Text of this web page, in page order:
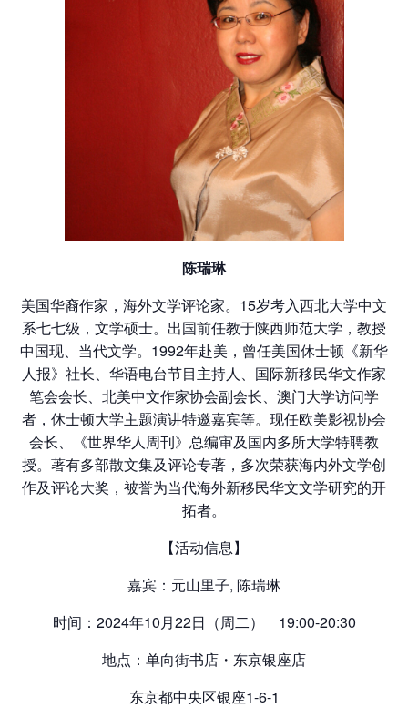
陈瑞琳
美国华裔作家，海外文学评论家。15岁考入西北大学中文
系七七级，文学硕士。出国前任教于陕西师范大学，教授
中国现、当代文学。1992年赴美，曾任美国休士顿《新华
人报》社长、华语电台节目主持人、国际新移民华文作家
笔会会长、北美中文作家协会副会长、澳门大学访问学
者，休士顿大学主题演讲特邀嘉宾等。现任欧美影视协会
会长、《世界华人周刊》总编审及国内多所大学特聘教
授。著有多部散文集及评论专著，多次荣获海内外文学创
作及评论大奖，被誉为当代海外新移民华文文学研究的开
拓者。
【活动信息】
嘉宾：元山里子, 陈瑞琳
时间：2024年10月22日（周二） 19:00-20:30
地点：单向街书店・东京银座店
东京都中央区银座1-6-1